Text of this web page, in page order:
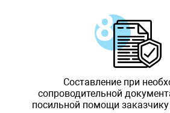
Составление при
сопроводительной
посильной помощи